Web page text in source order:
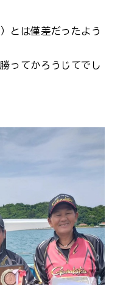
とは僅差だったよう
ってかろうじてでし